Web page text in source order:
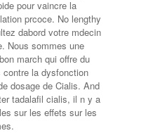
pour vaincre la
prcoce. No lengthy
dabord votre mdecin
Nous sommes une
march qui offre du
la dysfonction
dosage de Cialis. And
tadalafil cialis, il n y a
sur les effets sur les